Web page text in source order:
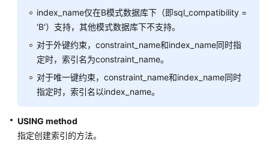
ALTER
COLUMN
ENCRYPTION
KEY
ALTER
index_name仅在B模式数据库下（即sql_compatibility =
'B'）支持，其他模式数据库下不支持。
对于外键约束，constraint_name和index_name同时指
定时，索引名为constraint_name。
对于唯一键约束，constraint_name和index_name同时
指定时，索引名以index_name。
USING method
指定创建索引的方法。